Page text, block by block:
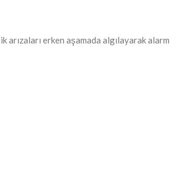
erken aşamada algılayarak alarm